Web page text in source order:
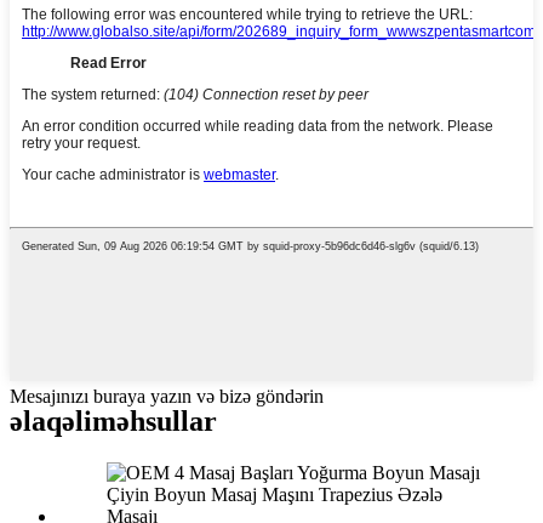
Mesajınızı buraya yazın və bizə göndərin
əlaqəliməhsullar